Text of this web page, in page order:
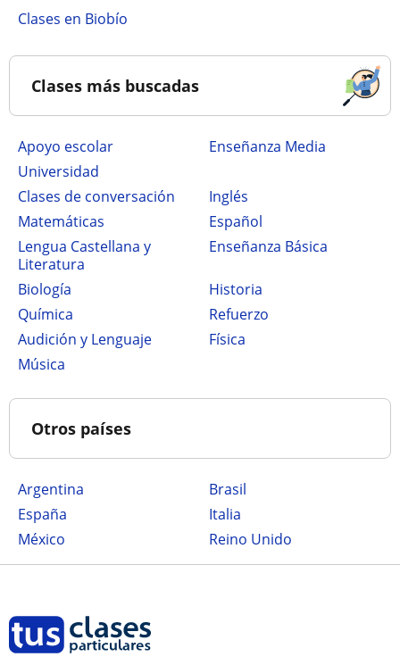
Clases en Biobío
Clases más buscadas
Apoyo escolar
Enseñanza Media
Universidad
Clases de conversación
Inglés
Matemáticas
Español
Lengua Castellana y
Literatura
Enseñanza Básica
Biología
Historia
Química
Refuerzo
Audición y Lenguaje
Física
Música
Otros países
Argentina
Brasil
España
Italia
México
Reino Unido